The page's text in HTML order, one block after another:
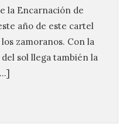
la Encarnación de
año de este cartel
zamoranos. Con la
sol llega también la